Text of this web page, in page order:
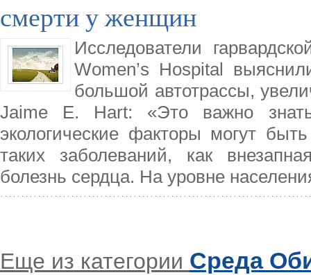
смерти у женщин
Исследователи
Women’s Hospital
большой автотрассы,
Jaime E. Hart: «Это важно
экологические факторы могут
таких заболеваний, как
болезнь сердца. На уровне
Еще из категории Среда